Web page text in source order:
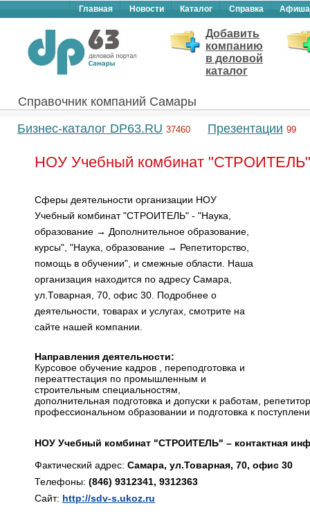
Главная Новости Каталог Справка Афиша
Добавить
компанию
в деловой
каталог
Справочник компаний Самары
Бизнес-каталог DP63.RU 37460 Презентации 99
НОУ Учебный комбинат
Сферы деятельности организации НОУ
Учебный комбинат "СТРОИТЕЛЬ" - "Наука,
образование → Дополнительное образование,
курсы", "Наука, образование → Репетиторство,
помощь в обучении", и смежные области. Наша
организация находится по адресу Самара,
ул.Товарная, 70, офис 30. Подробнее о
деятельности, товарах и услугах, смотрите на
сайте нашей компании.
Направления деятельности:
Курсовое обучение кадров , переподготовка и
переаттестация по промышленным и
строительным специальностям,
дополнительная подготовка и допуски к работам,
профессиональном образовании и подготовка к
НОУ Учебный комбинат "СТРОИТЕЛЬ" – контактная
Фактический адрес: Самара, ул.Товарная, 70, офис 30
Телефоны: (846) 9312341, 9312363
Сайт: http://sdv-s.ukoz.ru